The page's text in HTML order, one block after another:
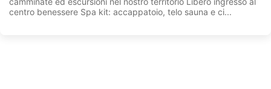
centro benessere Spa kit: accappatoio, telo sauna e ci...